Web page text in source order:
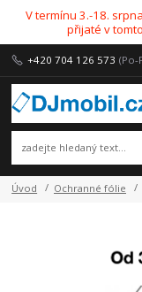
V termínu 3.-18.
přijaté v
+420 704 126 573 (Po-
Úvod Ochranné fólie